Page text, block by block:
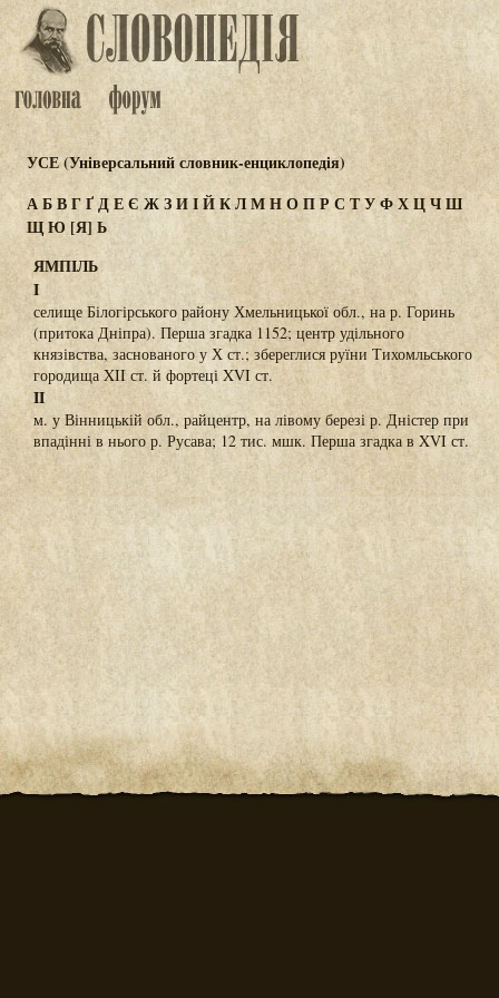
УСЕ (Універсальний словник-енциклопедія)
АБВГҐДЕЄ ЖЗИІЙКЛМНОПРС ТУФХЦЧШ
ЩЮ [Я]Ь
ЯМПІЛЬ
I
селище Білогірського району Хмельницької обл., на р. Горинь
(притока Дніпра). Перша згадка 1152; центр удільного
князівства, заснованого у Х ст.; збереглися руїни Тихомльського
городища XII ст. й фортеці XVI ст.
II
м. у Вінницькій обл., райцентр, на лівому березі р. Дністер при
впадінні в нього р. Русава; 12 тис. мшк. Перша згадка в XVI ст.